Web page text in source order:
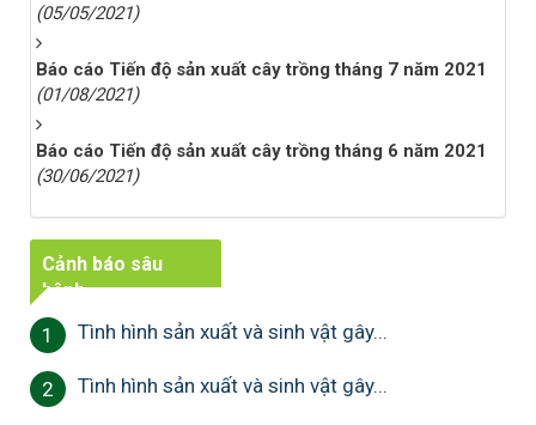
(05/05/2021)
Báo cáo Tiến độ sản xuất cây trồng tháng 7 năm 2021
(01/08/2021)
Báo cáo Tiến độ sản xuất cây trồng tháng 6 năm 2021
(30/06/2021)
Cảnh báo sâu
bệnh
1 Tình hình sản xuất và sinh vật gây...
2 Tình hình sản xuất và sinh vật gây...